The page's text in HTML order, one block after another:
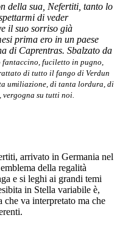
della sua, Nefertiti, tanto lo
di veder
il suo sorriso già
prima ero in un paese
di Caprentras. Sbalzato da
fuciletto in pugno,
di tutto il fango di Verdun
umiliazione, di tanta lordura, di
su tutti noi.
arrivato in Germania nel
della regalità
e si leghi ai grandi temi
in Stella variabile è,
che va interpretato ma che